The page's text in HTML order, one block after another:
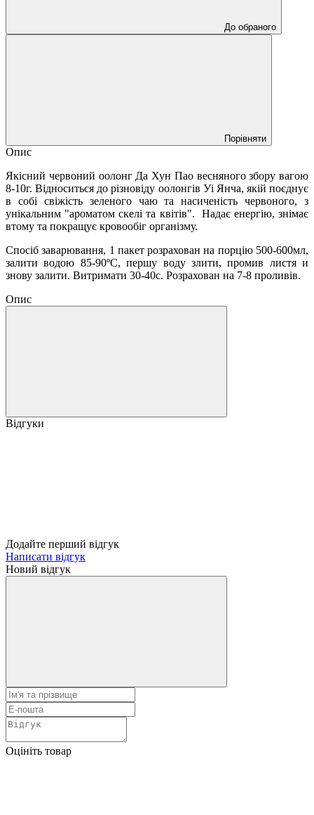
До обраного
Порівняти
Опис
Якісний червоний оолонг Да Хун Пао весняного збору вагою
8-10г. Відноситься до різновіду оолонгів Уі Янча, якій поєднує
в собі свіжість зеленого чаю та насиченість червоного, з
унікальним "ароматом скелі та квітів". Надає енергію, знімає
втому та покращує кровообіг організму.
Спосіб заварювання, 1 пакет розрахован на порцію 500-600мл,
залити водою 85-90ºС, першу воду злити, промив листя и
знову залити. Витримати 30-40с. Розрахован на 7-8 проливів.
Опис
Відгуки
Додайте перший відгук
Написати відгук
Новий відгук
Оцініть товар